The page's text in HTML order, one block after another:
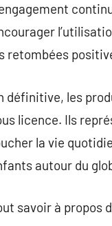
retombées
définitive, les
licence. Ils
la vie
autour du
savoir à propos